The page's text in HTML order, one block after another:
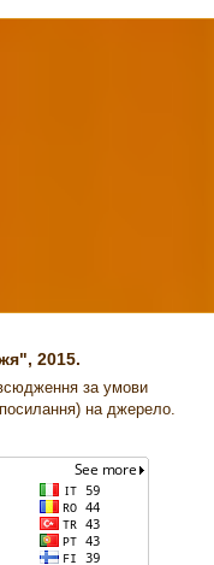
2015.
за умови
на джерело.